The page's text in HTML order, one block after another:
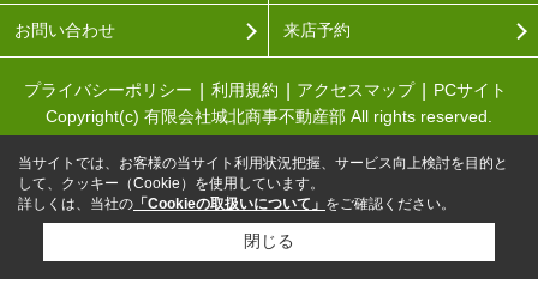
お問い合わせ 来店予約
プライバシーポリシー 利用規約 アクセスマップ
PCサイト
Copyright(c) 有限会社城北商事不動産部 All rights reserved.
当サイトでは、お客様の当サイト利用状況把握、サービス向上検討を目的と
して、クッキー（Cookie）を使用しています。
詳しくは、当社の 「Cookieの取扱いについて」 をご確認ください。
閉じる